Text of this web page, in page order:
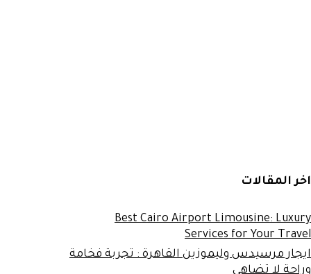
اخر المقالات
Best Cairo Airport Limousine: Luxury
Services for Your Travel
ايجار مرسيدس وليموزين القاهرة : تجربة فخامة
وراحة لا تضاهى